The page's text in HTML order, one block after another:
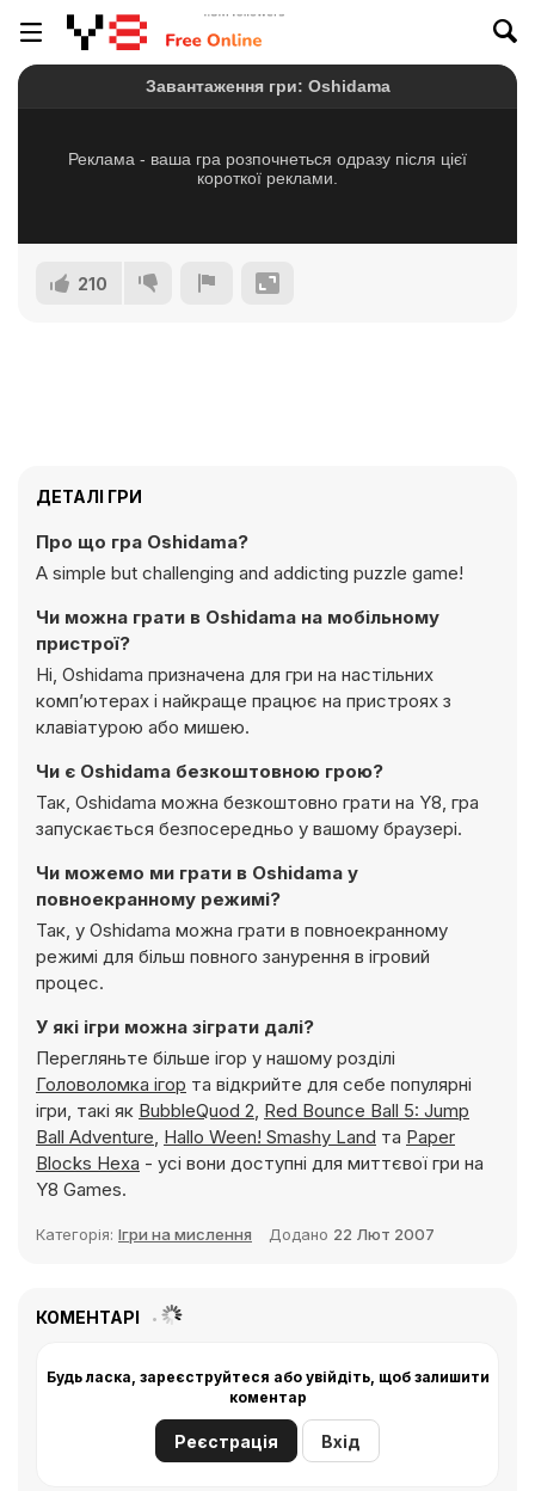
210
ДЕТАЛІ ГРИ
Про що гра Oshidama?
A simple but challenging and addicting puzzle game!
Чи можна грати в Oshidama на мобільному
пристрої?
Ні, Oshidama призначена для гри на настільних
комп’ютерах і найкраще працює на пристроях з
клавіатурою або мишею.
Чи є Oshidama безкоштовною грою?
Так, Oshidama можна безкоштовно грати на Y8, гра
запускається безпосередньо у вашому браузері.
Чи можемо ми грати в Oshidama у
повноекранному режимі?
Так, у Oshidama можна грати в повноекранному
режимі для більш повного занурення в ігровий
процес.
У які ігри можна зіграти далі?
Перегляньте більше ігор у нашому розділі
Головоломка ігор та відкрийте для себе популярні
ігри, такі як BubbleQuod 2, Red Bounce Ball 5: Jump
Ball Adventure, Hallo Ween! Smashy Land та Paper
Blocks Hexa - усі вони доступні для миттєвої гри на
Y8 Games.
Категорія: Ігри на мислення Додано 22 Лют 2007
КОМЕНТАРІ
Будь ласка, зареєструйтеся або увійдіть, щоб залишити
коментар
Реєстрація Вхід